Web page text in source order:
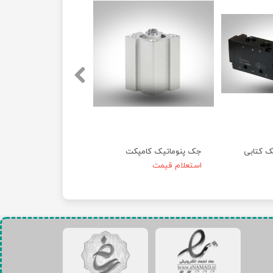
جک پنوماتیک کامپکت
استعلام قیمت
کتابی